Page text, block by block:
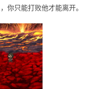
你只能打败他才能离开。